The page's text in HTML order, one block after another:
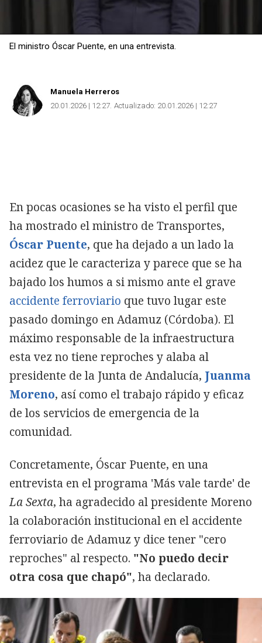
El ministro Óscar Puente, en una entrevista.
Manuela Herreros
20.01.2026 | 12:27 Actualizado: 20.01.2026 | 12:27
En pocas ocasiones se ha visto el perfil que
ha mostrado el ministro de Transportes,
Óscar Puente, que ha dejado a un lado la
acidez que le caracteriza y parece que se ha
bajado los humos a si mismo ante el grave
accidente ferroviario que tuvo lugar este
pasado domingo en Adamuz (Córdoba). El
máximo responsable de la infraestructura
esta vez no tiene reproches y alaba al
presidente de la Junta de Andalucía, Juanma
Moreno, así como el trabajo rápido y eficaz
de los servicios de emergencia de la
comunidad.
Concretamente, Óscar Puente, en una
entrevista en el programa 'Más vale tarde' de
La Sexta, ha agradecido al presidente Moreno
la colaboración institucional en el accidente
ferroviario de Adamuz y dice tener "cero
reproches" al respecto. "No puedo decir
otra cosa que chapó", ha declarado.